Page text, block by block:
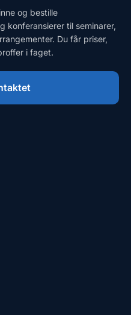
og bestille
konferansierer til seminarer,
Du får priser,
i faget.